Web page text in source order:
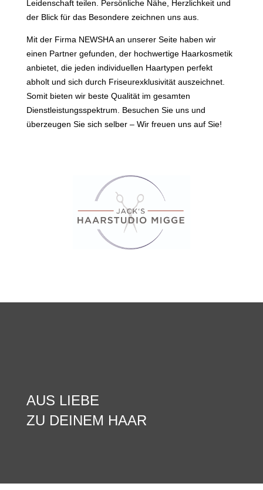
Leidenschaft teilen. Persönliche Nähe, Herzlichkeit und
der Blick für das Besondere zeichnen uns aus.
Mit der Firma NEWSHA an unserer Seite haben wir
einen Partner gefunden, der hochwertige Haarkosmetik
anbietet, die jeden individuellen Haartypen perfekt
abholt und sich durch Friseurexklusivität auszeichnet.
Somit bieten wir beste Qualität im gesamten
Dienstleistungsspektrum. Besuchen Sie uns und
überzeugen Sie sich selber – Wir freuen uns auf Sie!
AUS LIEBE
ZU DEINEM HAAR